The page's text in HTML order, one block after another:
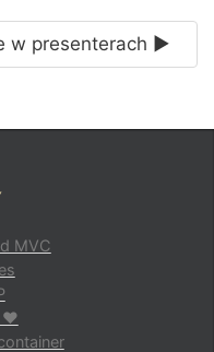
w presenterach ►
MVC
♥